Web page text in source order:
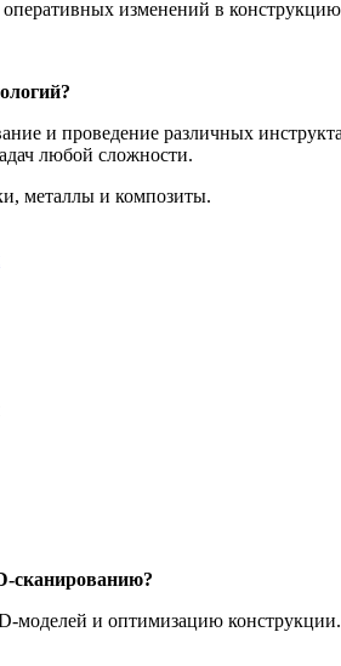
изменений в
и проведение различных
любой сложности.
металлы и композиты.
сканированию?
и оптимизацию конструкции.